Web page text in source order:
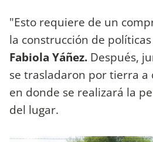
"Esto requiere de un
la construcción de
Fabiola Yáñez. Después,
se trasladaron por tierra a
en donde se realizará la
del lugar.